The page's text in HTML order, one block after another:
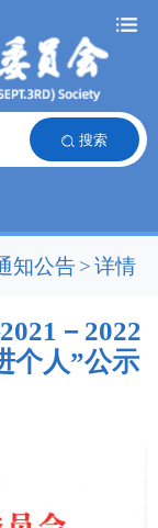
搜索
知公告> 详情
－2022
个人”公示